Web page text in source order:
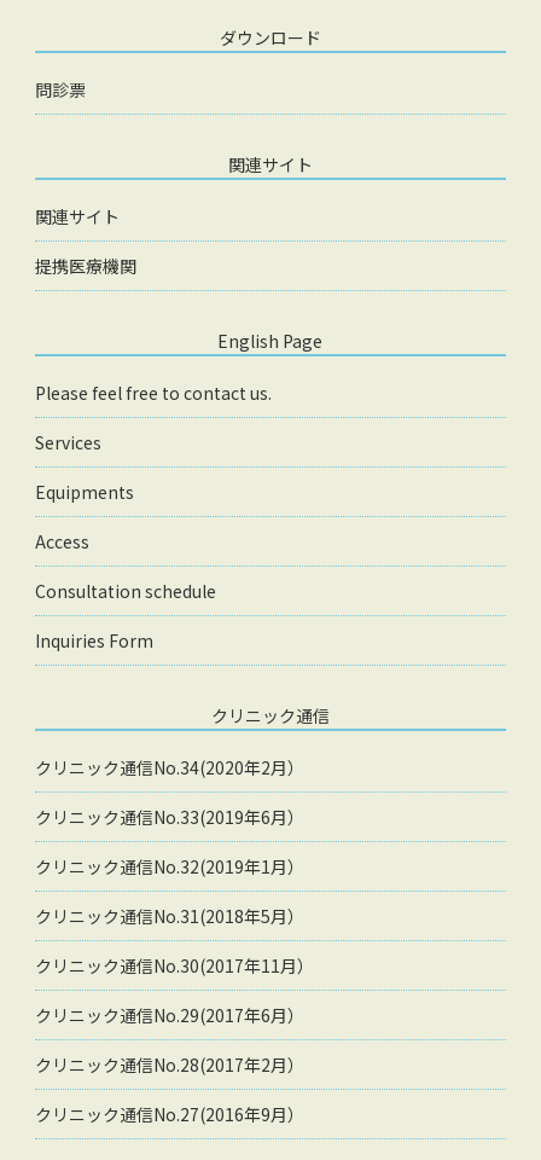
ダウンロード
問診票
関連サイト
関連サイト
提携医療機関
English Page
Please feel free to contact us.
Services
Equipments
Access
Consultation schedule
Inquiries Form
クリニック通信
クリニック通信No.34(2020年2月）
クリニック通信No.33(2019年6月）
クリニック通信No.32(2019年1月）
クリニック通信No.31(2018年5月）
クリニック通信No.30(2017年11月）
クリニック通信No.29(2017年6月）
クリニック通信No.28(2017年2月）
クリニック通信No.27(2016年9月）